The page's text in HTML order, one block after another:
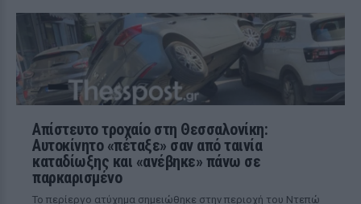
Απίστευτο τροχαίο στη Θεσσαλονίκη:
Αυτοκίνητο «πέταξε» σαν από ταινία
καταδίωξης και «ανέβηκε» πάνω σε
παρκαρισμένο
Το περίεργο ατύχημα σημειώθηκε στην περιοχή του Ντεπώ